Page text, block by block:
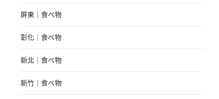
屏東｜食べ物
彰化｜食べ物
新北｜食べ物
新竹｜食べ物